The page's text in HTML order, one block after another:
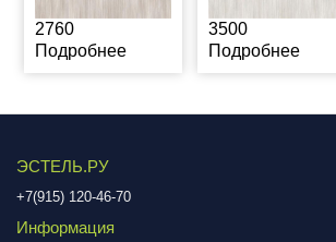
2760
Подробнее
3500
Подробнее
ЭСТЕЛЬ.РУ
+7(915) 120-46-70
Информация